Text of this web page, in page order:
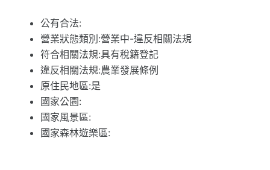
公有合法:
營業狀態類別:營業中-違反相關法規
符合相關法規:具有稅籍登記
違反相關法規:農業發展條例
原住民地區:是
國家公園:
國家風景區:
國家森林遊樂區: